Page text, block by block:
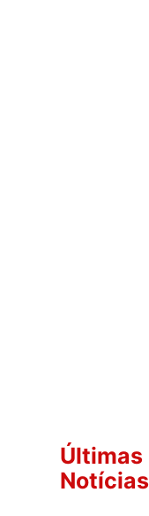
Últimas
Notícias